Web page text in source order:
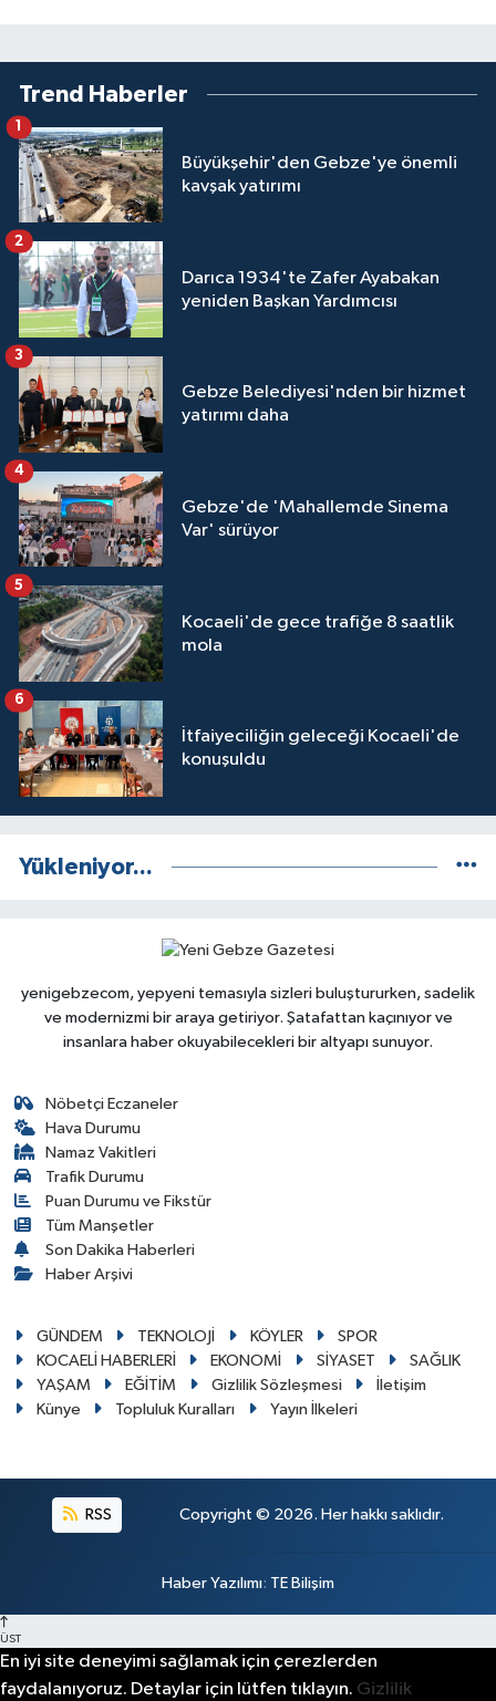
Trend Haberler
Büyükşehir'den Gebze'ye önemli
kavşak yatırımı
1
Darıca 1934'te Zafer Ayabakan
yeniden Başkan Yardımcısı
2
Gebze Belediyesi'nden bir hizmet
yatırımı daha
3
Gebze'de 'Mahallemde Sinema
Var' sürüyor
4
Kocaeli'de gece trafiğe 8 saatlik
mola
5
İtfaiyeciliğin geleceği Kocaeli'de
konuşuldu
6
Yükleniyor...
yenigebzecom, yepyeni temasıyla sizleri buluştururken, sadelik
ve modernizmi bir araya getiriyor. Şatafattan kaçınıyor ve
insanlara haber okuyabilecekleri bir altyapı sunuyor.
Nöbetçi Eczaneler
Hava Durumu
Namaz Vakitleri
Trafik Durumu
Puan Durumu ve Fikstür
Tüm Manşetler
Son Dakika Haberleri
Haber Arşivi
GÜNDEM TEKNOLOJİ KÖYLER
SPOR
KOCAELİ HABERLERİ
EKONOMİ SİYASET
SAĞLIK
YAŞAM
EĞİTİM Gizlilik Sözleşmesi
İletişim
Künye
Topluluk Kuralları Yayın İlkeleri
RSS Copyright © 2026. Her hakkı saklıdır.
Haber Yazılımı: TE Bilişim
ÜST
En iyi site deneyimi sağlamak için çerezlerden
faydalanıyoruz. Detaylar için lütfen tıklayın. Gizlilik